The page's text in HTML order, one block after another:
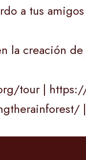
a tus
la creación
tour |